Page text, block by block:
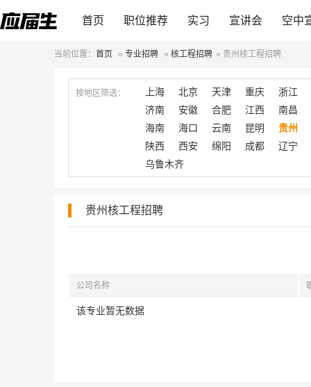
首页 职位推荐 实习 宣讲会 空中
当前位置： 首页 » 专业招聘 » 核工程招聘 » 贵州核工程招聘
按地区筛选： 上海 北京 天津 重庆
浙江
济南
安徽 合肥 江西
南昌
海南
海口 云南 昆明
贵州
陕西
西安 绵阳 成都
辽宁
乌鲁木齐
贵州核工程招聘
公司名称
该专业暂无数据